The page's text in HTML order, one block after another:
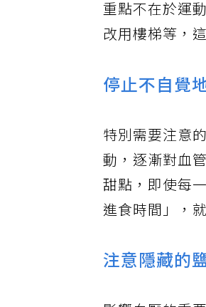
重點不在於運
改用樓梯等，
停止不自覺
特別需要注意
動，逐漸對血
甜點，即使每
進食時間」，
注意隱藏的